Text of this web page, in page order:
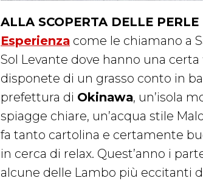
ALLA SCOPERTA DELLE
Esperienza come le chiamano a
Sol Levante dove hanno una
disponete di un grasso conto in
prefettura di Okinawa, un’isola
spiagge chiare, un’acqua stile
fa tanto cartolina e certamente
in cerca di relax. Quest’anno i
alcune delle Lambo più eccitanti